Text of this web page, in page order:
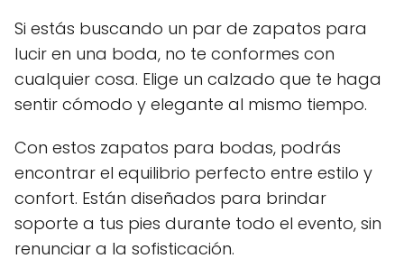
Si estás buscando un par de zapatos para
lucir en una boda, no te conformes con
cualquier cosa. Elige un calzado que te haga
sentir cómodo y elegante al mismo tiempo.
Con estos zapatos para bodas, podrás
encontrar el equilibrio perfecto entre estilo y
confort. Están diseñados para brindar
soporte a tus pies durante todo el evento, sin
renunciar a la sofisticación.